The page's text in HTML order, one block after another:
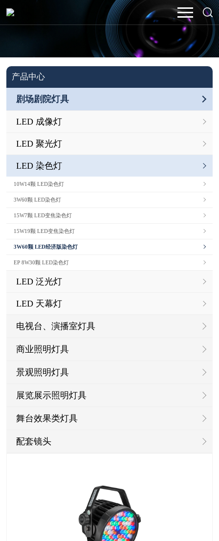
产品中心
剧场剧院灯具
LED 成像灯
LED 聚光灯
LED 染色灯
10W14颗 LED染色灯
3W60颗 LED染色灯
15W7颗 LED变焦染色灯
15W19颗 LED变焦染色灯
3W60颗 LED经济版染色灯
EP 8W30颗 LED染色灯
LED 泛光灯
LED 天幕灯
电视台、演播室灯具
商业照明灯具
景观照明灯具
展览展示照明灯具
舞台效果类灯具
配套镜头